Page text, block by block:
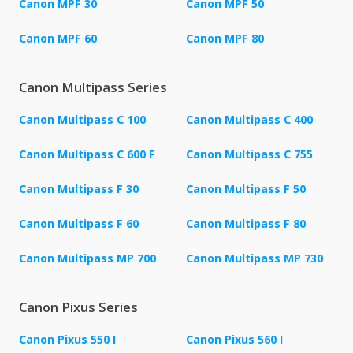
Canon MPF 30 Canon MPF 50
Canon MPF 60 Canon MPF 80
Canon Multipass Series
Canon Multipass C 100 Canon Multipass C 400
Canon Multipass C 600 F Canon Multipass C 755
Canon Multipass F 30 Canon Multipass F 50
Canon Multipass F 60 Canon Multipass F 80
Canon Multipass MP 700 Canon Multipass MP 730
Canon Pixus Series
Canon Pixus 550 I Canon Pixus 560 I